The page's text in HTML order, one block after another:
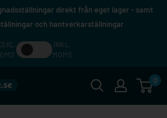
direkt från eget lager - samt
och hantverkarställningar
INKL.
MOMS
0